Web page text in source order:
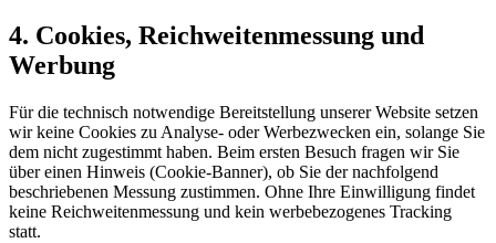
4. Cookies, Reichweitenmessung und
Werbung
Für die technisch notwendige Bereitstellung unserer Website setzen
wir keine Cookies zu Analyse- oder Werbezwecken ein, solange Sie
dem nicht zugestimmt haben. Beim ersten Besuch fragen wir Sie
über einen Hinweis (Cookie-Banner), ob Sie der nachfolgend
beschriebenen Messung zustimmen. Ohne Ihre Einwilligung findet
keine Reichweitenmessung und kein werbebezogenes Tracking
statt.